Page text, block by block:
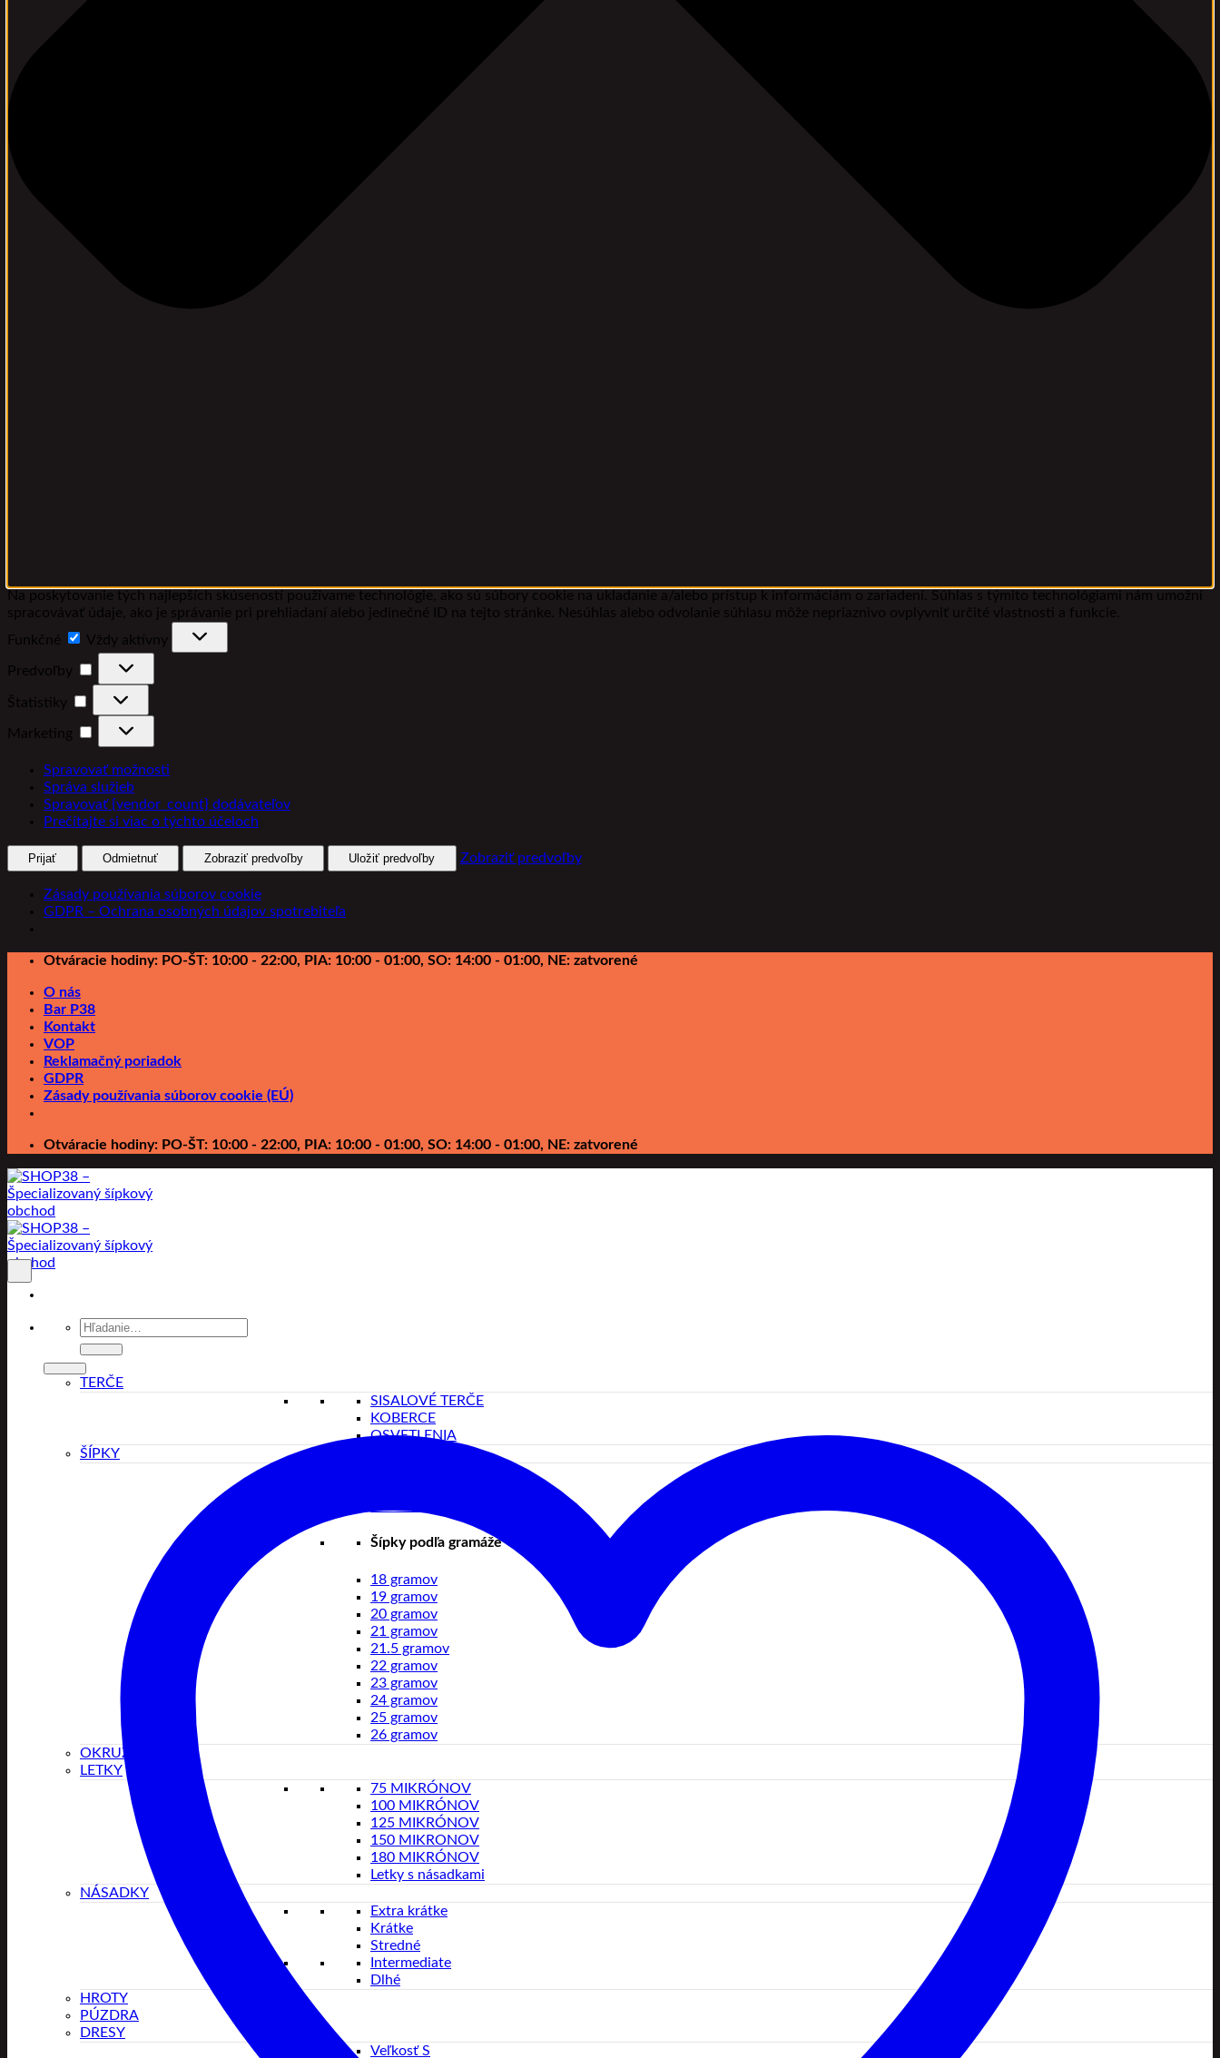
Na poskytovanie tých najlepších skúseností používame technológie, ako sú súbory cookie na ukladanie a/alebo prístup k informáciám o zariadení. Súhlas s týmito technológiami nám umožní
spracovávať údaje, ako je správanie pri prehliadaní alebo jedinečné ID na tejto stránke. Nesúhlas alebo odvolanie súhlasu môže nepriaznivo ovplyvniť určité vlastnosti a funkcie.
Funkčné
Vždy aktívny
Predvoľby
Predvoľby
Štatistiky
Marketing
Marketing
Spravovať možnosti
Správa služieb
Spravovať {vendor_count} dodávateľov
Prečítajte si viac o týchto účeloch
Prijať Odmietnuť Zobraziť predvoľby Uložiť predvoľby Zobraziť predvoľby
Zásady používania súborov cookie
GDPR – Ochrana osobných údajov spotrebiteľa
Preskočiť
obsah
Otváracie hodiny: PO-ŠT: 10:00 - 22:00, PIA: 10:00 - 01:00, SO: 14:00 - 01:00, NE: zatvorené
O nás
Bar P38
Kontakt
VOP
Reklamačný poriadok
GDPR
Zásady používania súborov cookie (EÚ)
Otváracie hodiny: PO-ŠT: 10:00 - 22:00, PIA: 10:00 - 01:00, SO: 14:00 - 01:00, NE: zatvorené
Hľadať:
TERČE
SISALOVÉ TERČE
KOBERCE
OSVETLENIA
ŠÍPKY
Šípky podľa gramáže
18 gramov
19 gramov
20 gramov
21 gramov
21.5 gramov
22 gramov
23 gramov
24 gramov
25 gramov
26 gramov
OKRUŽIA
LETKY
75 MIKRÓNOV
100 MIKRÓNOV
125 MIKRÓNOV
150 MIKRONOV
180 MIKRÓNOV
Letky s násadkami
NÁSADKY
Extra krátke
Krátke
Stredné
Intermediate
Dlhé
HROTY
PÚZDRA
DRESY
Veľkosť S